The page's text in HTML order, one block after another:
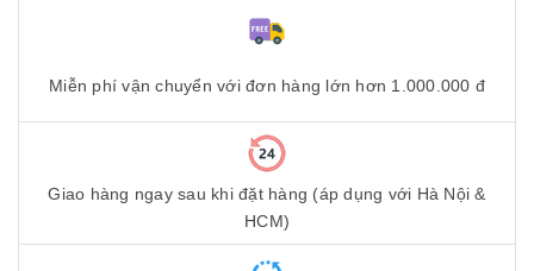
Miễn phí vận chuyển với đơn hàng lớn hơn 1.000.000 đ
Giao hàng ngay sau khi đặt hàng (áp dụng với Hà Nội &
HCM)